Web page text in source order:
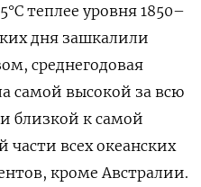
теплее уровня 1850–
дня зашкалили
среднегодовая
самой высокой за всю
близкой к самой
части всех океанских
кроме Австралии.